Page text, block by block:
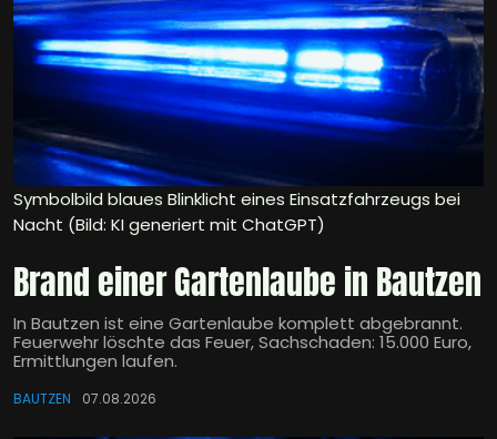
Symbolbild blaues Blinklicht eines Einsatzfahrzeugs bei
Nacht (Bild: KI generiert mit ChatGPT)
Brand einer Gartenlaube in Bautzen
In Bautzen ist eine Gartenlaube komplett abgebrannt.
Feuerwehr löschte das Feuer, Sachschaden: 15.000 Euro,
Ermittlungen laufen.
BAUTZEN 07.08.2026